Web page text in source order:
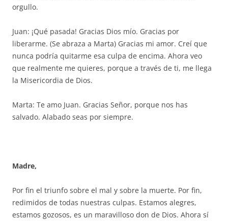
orgullo.
Juan: ¡Qué pasada! Gracias Dios mío. Gracias por
liberarme. (Se abraza a Marta) Gracias mi amor. Creí que
nunca podría quitarme esa culpa de encima. Ahora veo
que realmente me quieres, porque a través de ti, me llega
la Misericordia de Dios.
Marta: Te amo Juan. Gracias Señor, porque nos has
salvado. Alabado seas por siempre.
Madre,
Por fin el triunfo sobre el mal y sobre la muerte. Por fin,
redimidos de todas nuestras culpas. Estamos alegres,
estamos gozosos, es un maravilloso don de Dios. Ahora sí